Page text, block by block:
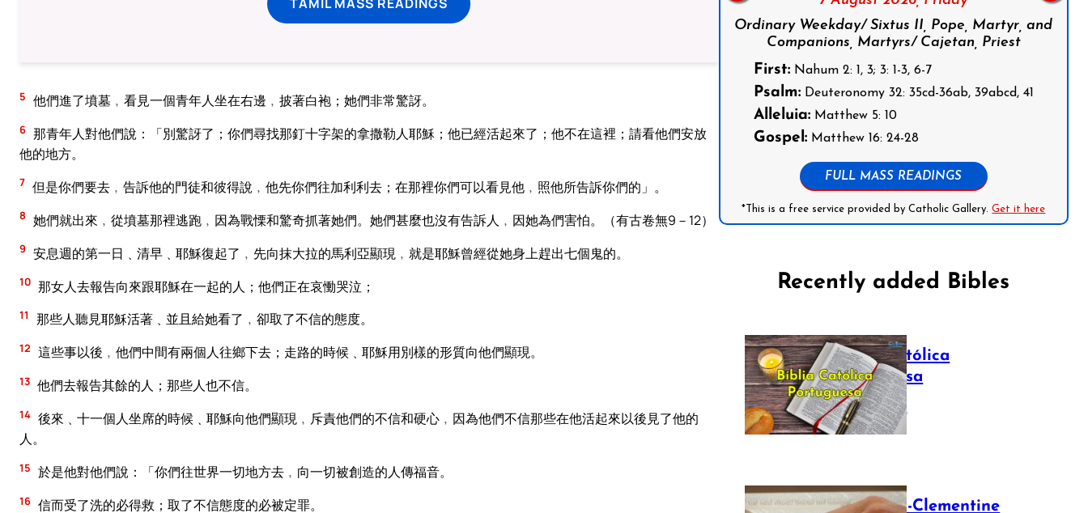
5 他們進了墳墓﹐看見一個青年人坐在右邊﹐披著白袍；她們非常驚訝。
6 那青年人對他們說：「別驚訝了；你們尋找那釘十字架的拿撒勒人耶穌；他已經活起來了；他不在這裡；請看他們安放
他的地方。
7 但是你們要去﹐告訴他的門徒和彼得說﹐他先你們往加利利去；在那裡你們可以看見他﹐照他所告訴你們的」。
8 她們就出來﹐從墳墓那裡逃跑﹐因為戰慄和驚奇抓著她們。她們甚麼也沒有告訴人﹐因她為們害怕。（有古卷無9－12）
9 安息週的第一日﹑清早﹑耶穌復起了﹐先向抹大拉的馬利亞顯現﹐就是耶穌曾經從她身上趕出七個鬼的。
10 那女人去報告向來跟耶穌在一起的人；他們正在哀慟哭泣；
11 那些人聽見耶穌活著﹑並且給她看了﹐卻取了不信的態度。
12 這些事以後﹐他們中間有兩個人往鄉下去；走路的時候﹑耶穌用別樣的形質向他們顯現。
13 他們去報告其餘的人；那些人也不信。
14 後來﹑十一個人坐席的時候﹑耶穌向他們顯現﹐斥責他們的不信和硬心﹐因為他們不信那些在他活起來以後見了他的
人。
15 於是他對他們說：「你們往世界一切地方去﹐向一切被創造的人傳福音。
16 信而受了洗的必得救；取了不信態度的必被定罪。
Ordinary Weekday/ Sixtus II, Pope, Martyr, and
Companions, Martyrs/ Cajetan, Priest
First:Nahum 2: 1, 3; 3: 1-3, 6-7
Psalm:Deuteronomy 32: 35cd-36ab, 39abcd, 41
Alleluia:Matthew 5: 10
Gospel:Matthew 16: 24-28
FULL MASS READINGS
*This is a free service provided by Catholic Gallery.Get it here
Recently added Bibles
Bíblia Católica
Portuguesa
July 16, 2025
The Sixto-Clementine